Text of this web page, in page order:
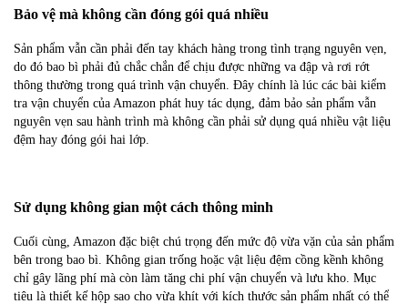
Bảo vệ mà không cần đóng gói quá nhiều
Sản phẩm vẫn cần phải đến tay khách hàng trong tình trạng nguyên vẹn,
do đó bao bì phải đủ chắc chắn để chịu được những va đập và rơi rớt
thông thường trong quá trình vận chuyển. Đây chính là lúc các bài kiểm
tra vận chuyển của Amazon phát huy tác dụng, đảm bảo sản phẩm vẫn
nguyên vẹn sau hành trình mà không cần phải sử dụng quá nhiều vật liệu
đệm hay đóng gói hai lớp.
Sử dụng không gian một cách thông minh
Cuối cùng, Amazon đặc biệt chú trọng đến mức độ vừa vặn của sản phẩm
bên trong bao bì. Không gian trống hoặc vật liệu đệm cồng kềnh không
chỉ gây lãng phí mà còn làm tăng chi phí vận chuyển và lưu kho. Mục
tiêu là thiết kế hộp sao cho vừa khít với kích thước sản phẩm nhất có thể